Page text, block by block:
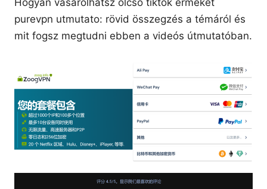
Hogyan vasarolhatsz olcso tiktok ermeket
purevpn utmutato: rövid összegzés a témáról és
mit fogsz megtudni ebben a videós útmutatóban.